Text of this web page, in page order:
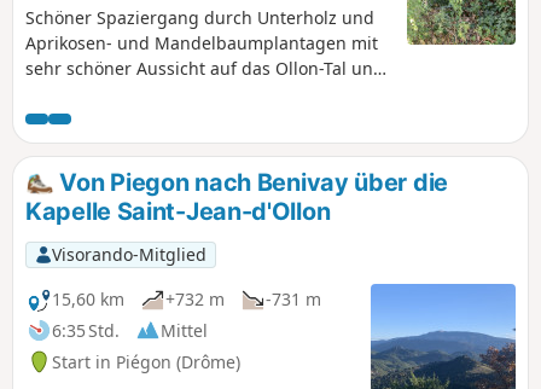
Schöner Spaziergang durch Unterholz und
Aprikosen- und Mandelbaumplantagen mit
sehr schöner Aussicht auf das Ollon-Tal und
Von Piegon nach Benivay über die
Kapelle Saint-Jean-d'Ollon
Visorando-Mitglied
15,60 km
+732 m
-731 m
6:35 Std.
Mittel
Start in Piégon (Drôme)